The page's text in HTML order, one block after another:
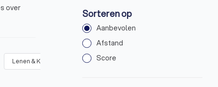
over
Lenen & Krediet Sparen & Beleggen
Sorteren op
Aanbevolen
Afstand
Score